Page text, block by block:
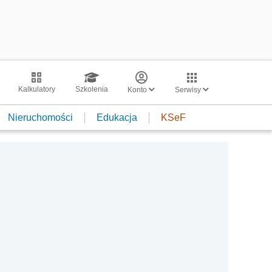
Kalkulatory Szkolenia Konto Serwisy
Nieruchomości Edukacja KSeF